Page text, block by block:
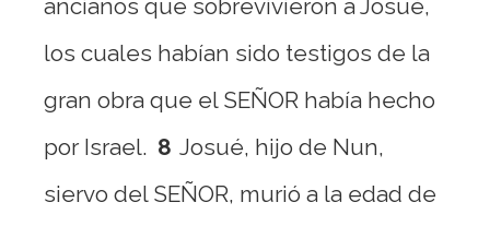
ancianos que sobrevivieron a Josué,
los cuales habían sido testigos de la
gran obra que el SEÑOR había hecho
por Israel. 8 Josué, hijo de Nun,
siervo del SEÑOR, murió a la edad de